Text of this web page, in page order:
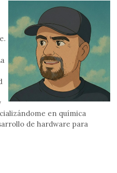
en química
de hardware para